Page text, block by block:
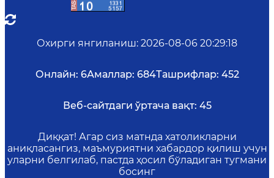
Охирги янгиланиш: 2026-08-06 20:29:18
Онлайн: 6Амаллар: 684Ташрифлар: 452
Веб-сайтдаги ўртача вақт: 45
Диққат! Агар сиз матнда хатоликларни
аниқласангиз, маъмуриятни хабардор қилиш учун
уларни белгилаб, пастда ҳосил бўладиган тугмани
босинг